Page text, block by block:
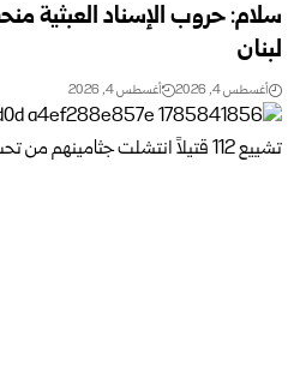
سلام: حروب الإسناد العبثية
لبنان
أغسطس 4, 2026 أغسطس 4, 2026